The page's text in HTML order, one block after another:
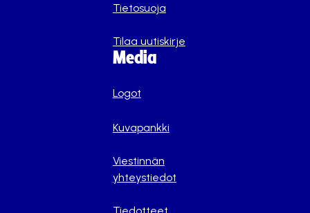
Tietosuoja
Tilaa uutiskirje
Media
Logot
Kuvapankki
Viestinnän
yhteystiedot
Tiedotteet